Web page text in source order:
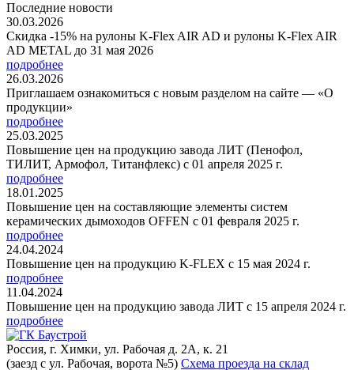
Последние новости
30.03.2026
Скидка -15% на рулоны K-Flex AIR AD и рулоны K-Flex AIR
AD METAL до 31 мая 2026
подробнее
26.03.2026
Приглашаем ознакомиться с новым разделом на сайте — «О
продукции»
подробнее
25.03.2025
Повышение цен на продукцию завода ЛИТ (Пенофол,
ТИЛИТ, Армофол, Титанфлекс) с 01 апреля 2025 г.
подробнее
18.01.2025
Повышение цен на составляющие элементы систем
керамических дымоходов OFFEN с 01 февраля 2025 г.
подробнее
24.04.2024
Повышение цен на продукцию K-FLEX с 15 мая 2024 г.
подробнее
11.04.2024
Повышение цен на продукцию завода ЛИТ с 15 апреля 2024 г.
подробнее
Россия, г. Химки, ул. Рабочая д. 2А, к. 21
(заезд с ул. Рабочая, ворота №5) Схема проезда на склад